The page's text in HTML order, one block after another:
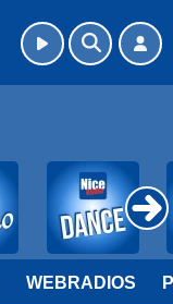
WEBRADIOS